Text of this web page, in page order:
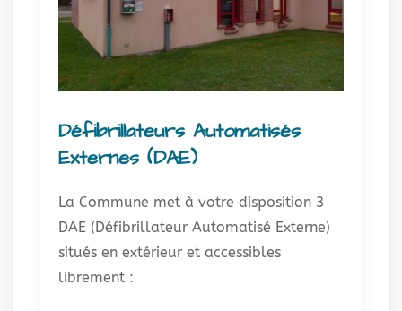
Défibrillateurs Automatisés
Externes (DAE)
La Commune met à votre disposition 3
DAE (Défibrillateur Automatisé Externe)
situés en extérieur et accessibles
librement :